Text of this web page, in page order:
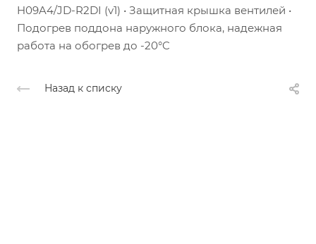
H09A4/JD-R2DI (v1) • Защитная крышка вентилей •
Подогрев поддона наружного блока, надежная
работа на обогрев до -20°C
Назад к списку